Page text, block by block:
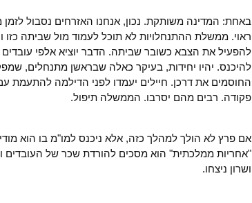
באחת: המדינה משותקת. נכון, אנחנו האזרחים נסבול
ראוי. ממשלת ההתנחלויות לא תוכל לעמוד מול שביתה כזו
להפעיל את הצבא כשובר שביתה. הדבר יוציא אלפי
להיכנס. יהיו יחידות, בעיקר כאלה שבראשן מתנחלים,
החוסמים את דרכן. חיילים יעמדו לפני הדילמה להתעמת
פקודה. רבים מהם יסרבו. הממשלה תיפול.
אם פרץ לא הולך למהלך כזה, אלא ניכנס למו"מ בו הוא
"אחריות ממלכתית" הוא מסכים להורדת שכר של העובדים
ושרון ניצחו.